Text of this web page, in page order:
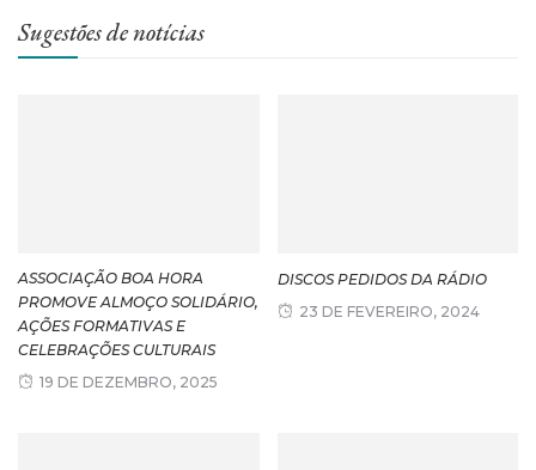
Sugestões de notícias
ASSOCIAÇÃO BOA HORA
PROMOVE ALMOÇO SOLIDÁRIO,
AÇÕES FORMATIVAS E
CELEBRAÇÕES CULTURAIS
19 DE DEZEMBRO, 2025
DISCOS PEDIDOS DA RÁDIO
23 DE FEVEREIRO, 2024